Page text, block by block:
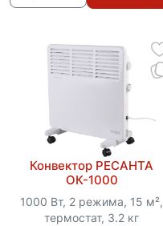
Конвектор РЕСАНТА
ОК-1000
1000 Вт, 2 режима, 15 м²,
термостат, 3.2 кг